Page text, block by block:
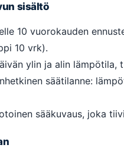
sisältö
10 vuorokauden
10 vrk).
ylin ja alin lämpötila,
säätilanne:
sääkuvaus, joka